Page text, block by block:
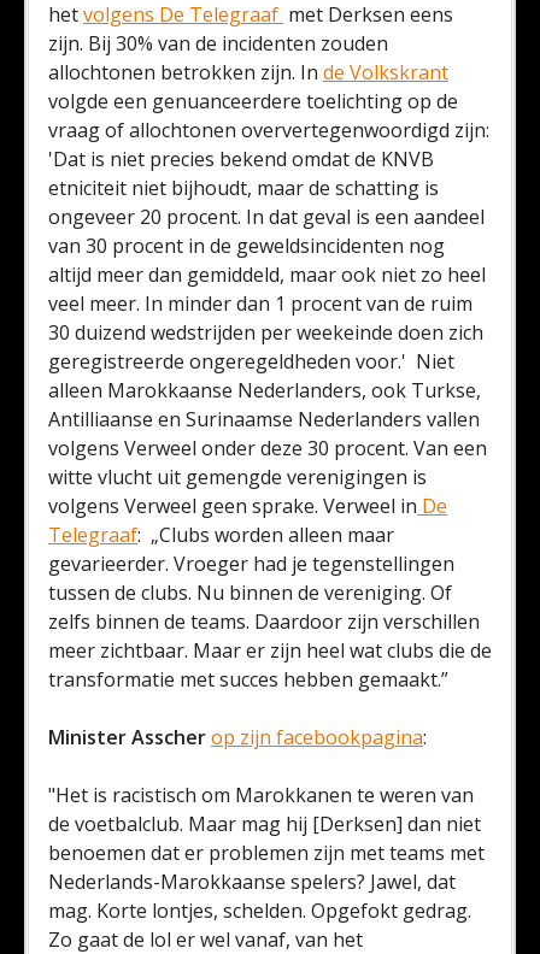
hetvolgens De Telegraaf met Derksen eens
zijn. Bij 30% van de incidenten zouden
allochtonen betrokken zijn. In de Volkskrant
volgde een genuanceerdere toelichting op de
vraag of allochtonen oververtegenwoordigd zijn:
'Dat is niet precies bekend omdat de KNVB
etniciteit niet bijhoudt, maar de schatting is
ongeveer 20 procent. In dat geval is een aandeel
van 30 procent in de geweldsincidenten nog
altijd meer dan gemiddeld, maar ook niet zo heel
veel meer. In minder dan 1 procent van de ruim
30 duizend wedstrijden per weekeinde doen zich
geregistreerde ongeregeldheden voor.' Niet
alleen Marokkaanse Nederlanders, ook Turkse,
Antilliaanse en Surinaamse Nederlanders vallen
volgens Verweel onder deze 30 procent. Van een
witte vlucht uit gemengde verenigingen is
volgens Verweel geen sprake. Verweel in De
Telegraaf: „Clubs worden alleen maar
gevarieerder. Vroeger had je tegenstellingen
tussen de clubs. Nu binnen de vereniging. Of
zelfs binnen de teams. Daardoor zijn verschillen
meer zichtbaar. Maar er zijn heel wat clubs die de
transformatie met succes hebben gemaakt.”
Minister Asscherop zijn facebookpagina:
"Het is racistisch om Marokkanen te weren van
de voetbalclub. Maar mag hij [Derksen] dan niet
benoemen dat er problemen zijn met teams met
Nederlands-Marokkaanse spelers? Jawel, dat
mag. Korte lontjes, schelden. Opgefokt gedrag.
Zo gaat de lol er wel vanaf, van het